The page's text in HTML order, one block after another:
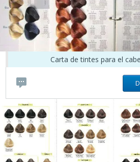
Carta de tintes para el